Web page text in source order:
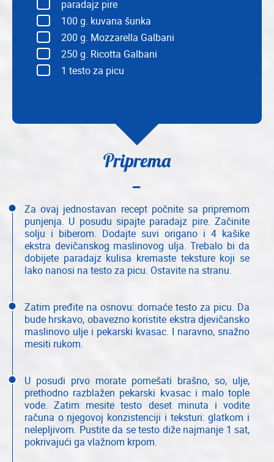
paradajz pire
100 g. kuvana šunka
200 g. Mozzarella Galbani
250 g. Ricotta Galbani
1 testo za picu
Priprema
Za ovaj jednostavan recept počnite sa pripremom
punjenja. U posudu sipajte paradajz pire. Začinite
solju i biberom. Dodajte suvi origano i 4 kašike
ekstra devičanskog maslinovog ulja. Trebalo bi da
dobijete paradajz kulisa kremaste teksture koji se
lako nanosi na testo za picu. Ostavite na stranu.
Zatim pređite na osnovu: domaće testo za picu. Da
bude hrskavo, obavezno koristite ekstra djevičansko
maslinovo ulje i pekarski kvasac. I naravno, snažno
mesiti rukom.
U posudi prvo morate pomešati brašno, so, ulje,
prethodno razblažen pekarski kvasac i malo tople
vode. Zatim mesite testo deset minuta i vodite
računa o njegovoj konzistenciji i teksturi: glatkom i
nelepljivom. Pustite da se testo diže najmanje 1 sat,
pokrivajući ga vlažnom krpom.